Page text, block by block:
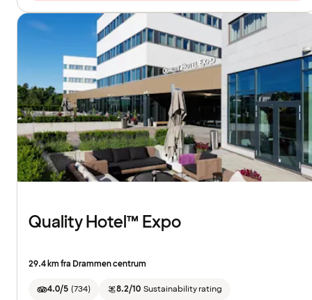
Quality Hotel™ Expo
29.4 km fra Drammen centrum
4.0/5 (734) 8.2/10 Sustainability rating